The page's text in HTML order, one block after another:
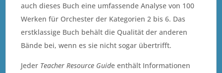
auch dieses Buch eine umfassende Analyse von 100
Werken für Orchester der Kategorien 2 bis 6. Das
erstklassige Buch behält die Qualität der anderen
Bände bei, wenn es sie nicht sogar übertrifft.
Jeder Teacher Resource Guide enthält Informationen